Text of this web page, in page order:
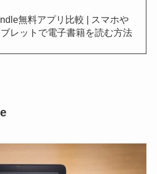
無料アプリ比較 | スマホや
レットで電子書籍を読む方法